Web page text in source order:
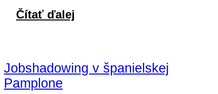
Čítať ďalej
Jobshadowing v španielskej
Pamplone